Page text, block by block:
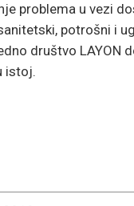
problema u vezi
potrošni i
društvo LAYON
istoj.